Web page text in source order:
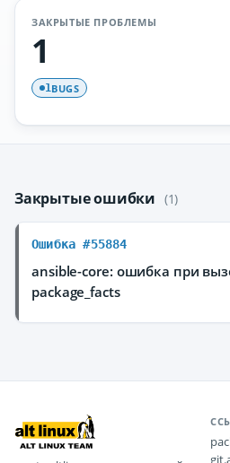
ЗАКРЫТЫЕ ПРОБЛЕМЫ
1
1BUGS
Закрытые ошибки (1)
Ошибка #55884
ansible-core: ошибка при
package_facts